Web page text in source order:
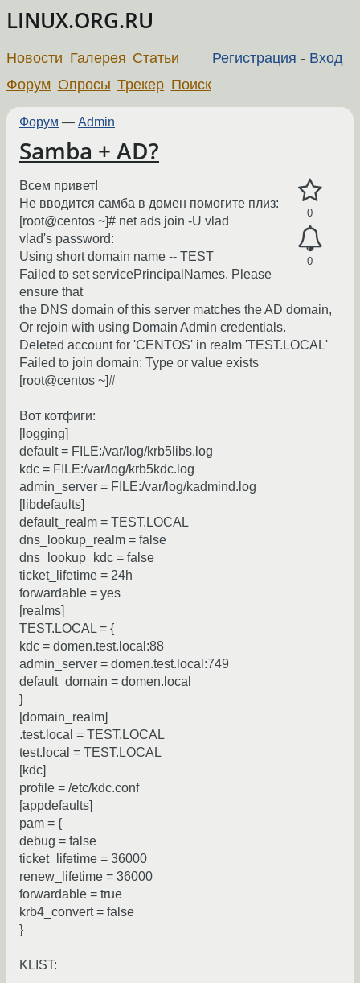
LINUX.ORG.RU
Регистрация - Вход
Новости Галерея Статьи
Форум Опросы Трекер Поиск
Форум — Admin
Samba + AD?
0
0
Всем привет!
Не вводится самба в домен помогите плиз:
[root@centos ~]# net ads join -U vlad
vlad's password:
Using short domain name -- TEST
Failed to set servicePrincipalNames. Please
ensure that
the DNS domain of this server matches the AD domain,
Or rejoin with using Domain Admin credentials.
Deleted account for 'CENTOS' in realm 'TEST.LOCAL'
Failed to join domain: Type or value exists
[root@centos ~]#
Вот котфиги:
[logging]
default = FILE:/var/log/krb5libs.log
kdc = FILE:/var/log/krb5kdc.log
admin_server = FILE:/var/log/kadmind.log
[libdefaults]
default_realm = TEST.LOCAL
dns_lookup_realm = false
dns_lookup_kdc = false
ticket_lifetime = 24h
forwardable = yes
[realms]
TEST.LOCAL = {
kdc = domen.test.local:88
admin_server = domen.test.local:749
default_domain = domen.local
}
[domain_realm]
.test.local = TEST.LOCAL
test.local = TEST.LOCAL
[kdc]
profile = /etc/kdc.conf
[appdefaults]
pam = {
debug = false
ticket_lifetime = 36000
renew_lifetime = 36000
forwardable = true
krb4_convert = false
}
KLIST: